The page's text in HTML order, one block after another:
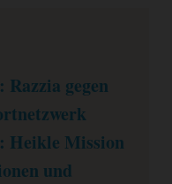
gegen
Heikle Mission
und